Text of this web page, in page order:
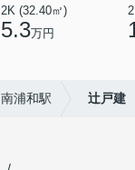
2K (32.40㎡)
5.3万円
南浦和駅 辻戸建